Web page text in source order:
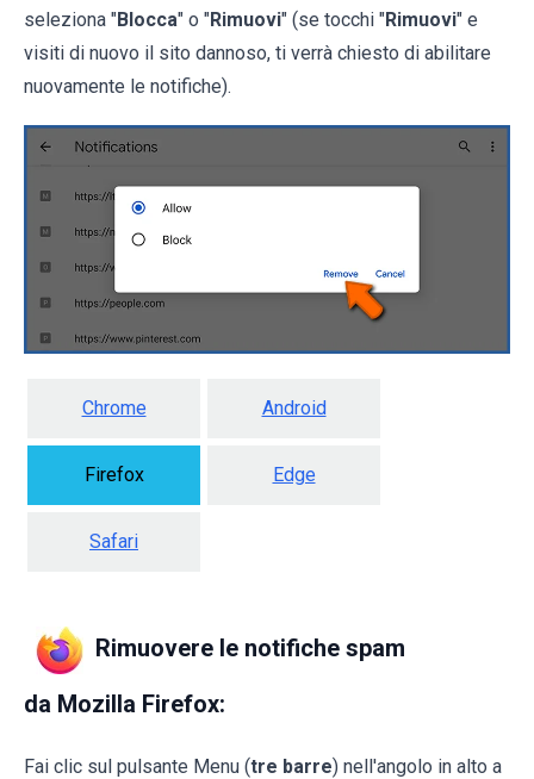
seleziona "Blocca" o "Rimuovi" (se tocchi "Rimuovi" e
visiti di nuovo il sito dannoso, ti verrà chiesto di abilitare
nuovamente le notifiche).
Chrome Android
Firefox Edge
Safari
Rimuovere le notifiche spam
da Mozilla Firefox:
Fai clic sul pulsante Menu (tre barre) nell'angolo in alto a